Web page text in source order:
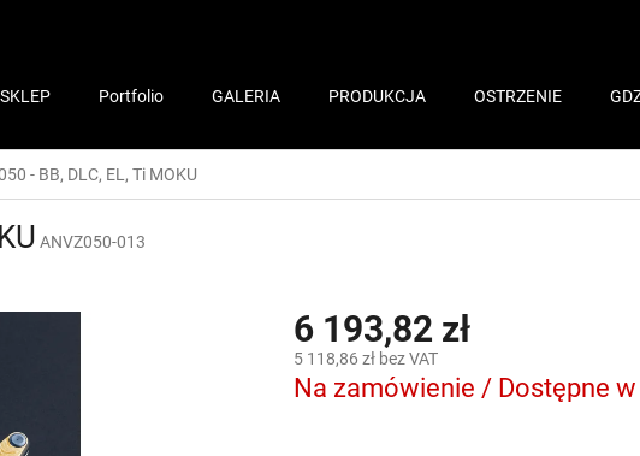
SKLEP Portfolio GALERIA PRODUKCJA OSTRZENIE
- BB, DLC, EL, Ti MOKU
ANVZ050-013
6 193,82 zł
5 118,86 zł bez VAT
Na zamówienie / Dostępne